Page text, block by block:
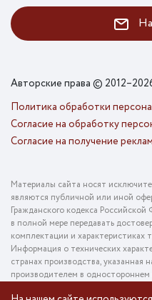
Авторские права ©
Политика обработки
Согласие на обработку
Согласие на получение
Материалы сайта носят
являются публичной или иной
Гражданского кодекса
в полной мере передавать
комплектации и характеристиках
Информация о технических
странах производства, указанная
производителем в